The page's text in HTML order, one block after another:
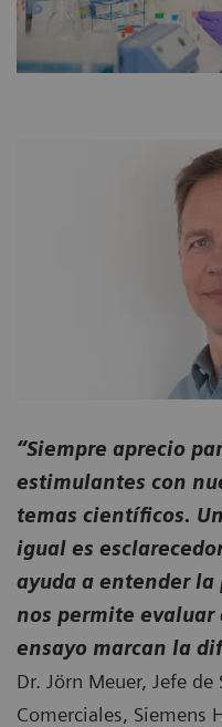
“Siempre aprecio
estimulantes con
temas científicos.
igual es
ayuda a entender
nos permite evaluar
ensayo marcan la
Dr. Jörn Meuer, Jefe
Comerciales, Siemens